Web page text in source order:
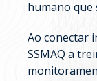
humano que
Ao conectar
SSMAQ a